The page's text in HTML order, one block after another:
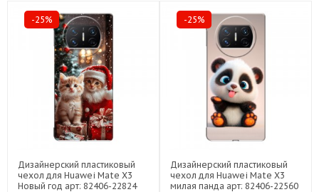
-25%
Дизайнерский пластиковый
чехол для Huawei Mate X3
Новый год арт: 82406-22824
-25%
Дизайнерский пластиковый
чехол для Huawei Mate X3
милая панда арт: 82406-22560